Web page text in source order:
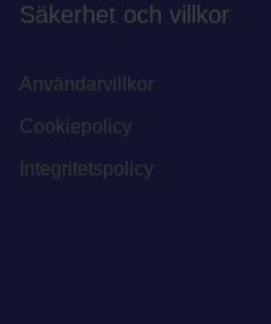
Säkerhet och villkor
Användarvillkor
Cookiepolicy
Integritetspolicy